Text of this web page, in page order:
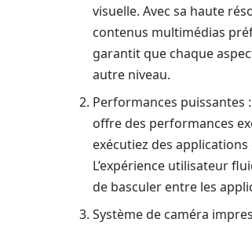
visuelle. Avec sa haute
contenus multimédias
garantit que chaque
autre niveau.
Performances puissantes
offre des performances
exécutiez des
L’expérience utilisateur
de basculer entre les
Système de caméra